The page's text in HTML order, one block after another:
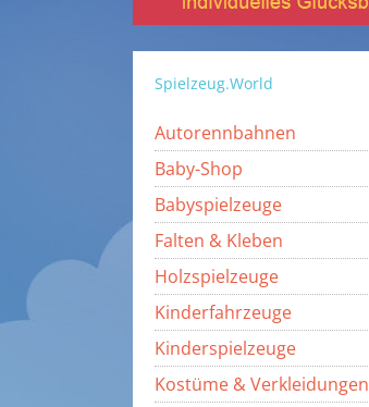
Spielzeug.World
Autorennbahnen
Baby-Shop
Babyspielzeuge
Falten & Kleben
Holzspielzeuge
Kinderfahrzeuge
Kinderspielzeuge
Kostüme & Verkleidungen